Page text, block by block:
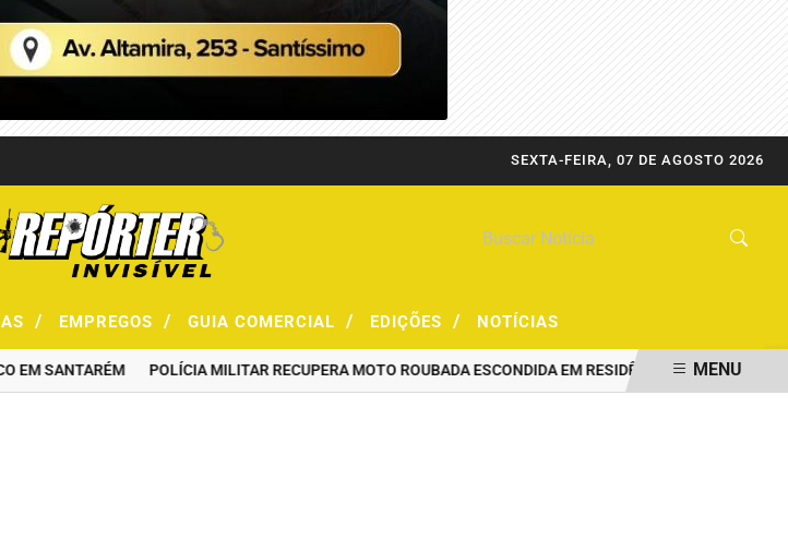
SEXTA-FEIRA, 07 DE AGOSTO 2026
/ EMPREGOS / GUIA COMERCIAL / EDIÇÕES / NOTÍCIAS
POLÍCIA MILITAR RECUPERA MOTO ROUBADA ESCONDIDA EM RESIDÊNCIA HOMEMMENU